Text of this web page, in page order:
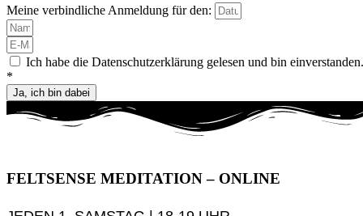
Meine verbindliche Anmeldung für den:
Ich habe die Datenschutzerklärung gelesen und bin einverstanden.
*
Ja, ich bin dabei
FELTSENSE MEDITATION – ONLINE